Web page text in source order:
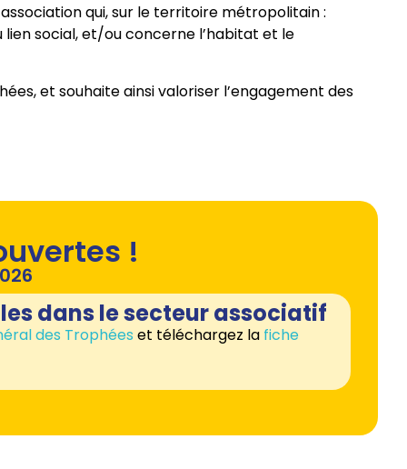
qui, sur le territoire métropolitain :
social, et/ou concerne l’habitat et le
et souhaite ainsi valoriser l’engagement des
!
dans le secteur associatif
des Trophées et téléchargez la fiche